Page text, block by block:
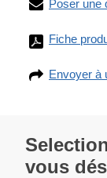
Poser une
Fiche
Envoyer à
vous